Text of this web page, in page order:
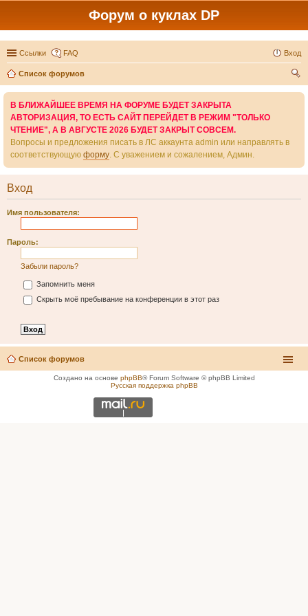
Форум о куклах DP
Ссылки FAQ Вход
Список форумов
В БЛИЖАЙШЕЕ ВРЕМЯ НА ФОРУМЕ БУДЕТ ЗАКРЫТА
АВТОРИЗАЦИЯ, ТО ЕСТЬ САЙТ ПЕРЕЙДЕТ В РЕЖИМ "ТОЛЬКО
ЧТЕНИЕ", А В АВГУСТЕ 2026 БУДЕТ ЗАКРЫТ СОВСЕМ.
Вопросы и предложения писать в ЛС аккаунта admin или направлять в
соответствующую форму. С уважением и сожалением, Админ.
Вход
Имя пользователя:
Пароль:
Забыли пароль?
Запомнить меня
Скрыть моё пребывание на конференции в этот раз
Список форумов
Создано на основе phpBB® Forum Software © phpBB Limited
Русская поддержка phpBB